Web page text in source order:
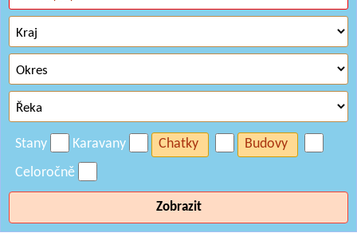
Stany Karavany Chatky
Budovy
Celoročně
Zobrazit